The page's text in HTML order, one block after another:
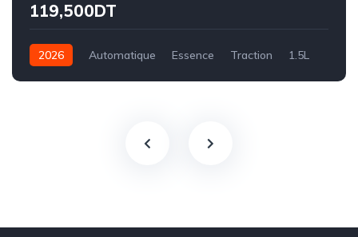
119,500DT
2026 Automatique Essence Traction 1.5L